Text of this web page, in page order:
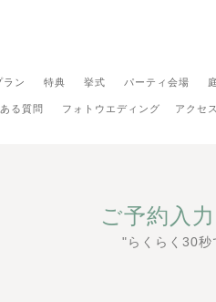
ラン 特典 挙式 パーティ会場
る質問 フォトウエディング アクセス
ご予約入
"らくらく30秒